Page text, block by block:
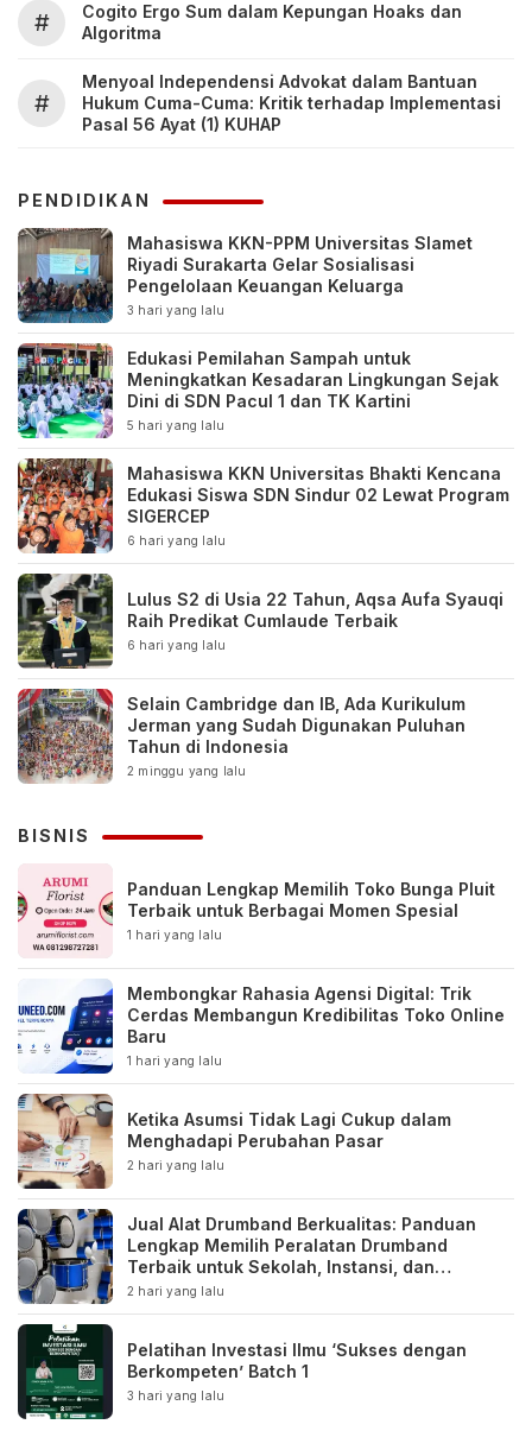
#
Cogito Ergo Sum dalam Kepungan Hoaks dan
Algoritma
#
Menyoal Independensi Advokat dalam Bantuan
Hukum Cuma-Cuma: Kritik terhadap Implementasi
Pasal 56 Ayat (1) KUHAP
PENDIDIKAN
Mahasiswa KKN-PPM Universitas Slamet
Riyadi Surakarta Gelar Sosialisasi
Pengelolaan Keuangan Keluarga
3 hari yang lalu
Edukasi Pemilahan Sampah untuk
Meningkatkan Kesadaran Lingkungan Sejak
Dini di SDN Pacul 1 dan TK Kartini
5 hari yang lalu
Mahasiswa KKN Universitas Bhakti Kencana
Edukasi Siswa SDN Sindur 02 Lewat Program
SIGERCEP
6 hari yang lalu
Lulus S2 di Usia 22 Tahun, Aqsa Aufa Syauqi
Raih Predikat Cumlaude Terbaik
6 hari yang lalu
Selain Cambridge dan IB, Ada Kurikulum
Jerman yang Sudah Digunakan Puluhan
Tahun di Indonesia
2 minggu yang lalu
BISNIS
Panduan Lengkap Memilih Toko Bunga Pluit
Terbaik untuk Berbagai Momen Spesial
1 hari yang lalu
Membongkar Rahasia Agensi Digital: Trik
Cerdas Membangun Kredibilitas Toko Online
Baru
1 hari yang lalu
Ketika Asumsi Tidak Lagi Cukup dalam
Menghadapi Perubahan Pasar
2 hari yang lalu
Jual Alat Drumband Berkualitas: Panduan
Lengkap Memilih Peralatan Drumband
Terbaik untuk Sekolah, Instansi, dan
Komunitas
2 hari yang lalu
Pelatihan Investasi Ilmu ‘Sukses dengan
Berkompeten’ Batch 1
3 hari yang lalu